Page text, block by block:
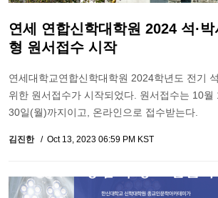
연세 연합신학대학원 2024 석·
형 원서접수 시작
연세대학교연합신학대학원 2024학년도 전기
위한 원서접수가 시작되었다. 원서접수는 10월
30일(월)까지이고, 온라인으로 접수받는다.
김진한 Oct 13, 2023 06:59 PM KST